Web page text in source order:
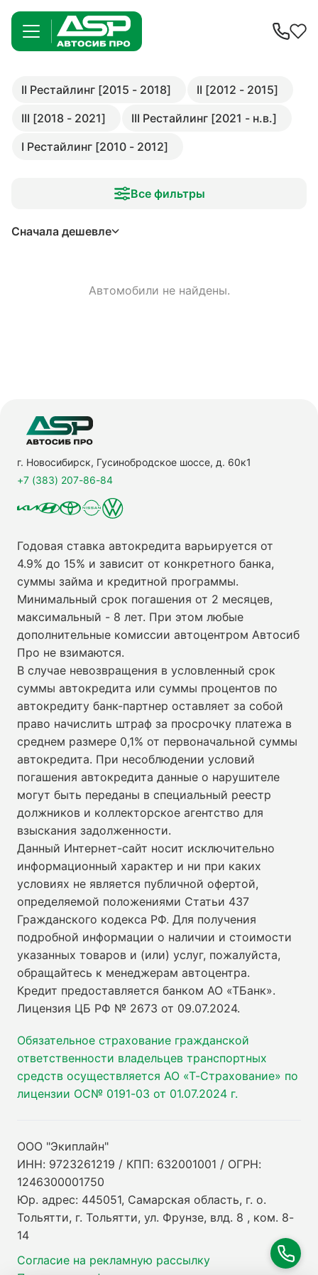
II Рестайлинг [2015 - 2018]
II [2012 - 2015]
III [2018 - 2021]
III Рестайлинг [2021 - н.в.]
I Рестайлинг [2010 - 2012]
Все фильтры
Сначала дешевле
Автомобили не найдены.
г. Новосибирск, Гусинобродское шоссе, д. 60к1
+7 (383) 207-86-84
Годовая ставка автокредита варьируется от
4.9% до 15% и зависит от конкретного банка,
суммы займа и кредитной программы.
Минимальный срок погашения от 2 месяцев,
максимальный - 8 лет. При этом любые
дополнительные комиссии автоцентром Автосиб
Про не взимаются.
В случае невозвращения в условленный срок
суммы автокредита или суммы процентов по
автокредиту банк-партнер оставляет за собой
право начислить штраф за просрочку платежа в
среднем размере 0,1% от первоначальной суммы
автокредита. При несоблюдении условий
погашения автокредита данные о нарушителе
могут быть переданы в специальный реестр
должников и коллекторское агентство для
взыскания задолженности.
Данный Интернет-сайт носит исключительно
информационный характер и ни при каких
условиях не является публичной офертой,
определяемой положениями Статьи 437
Гражданского кодекса РФ. Для получения
подробной информации о наличии и стоимости
указанных товаров и (или) услуг, пожалуйста,
обращайтесь к менеджерам автоцентра.
Кредит предоставляется банком АО «ТБанк».
Лицензия ЦБ РФ № 2673 от 09.07.2024.
Обязательное страхование гражданской
ответственности владельцев транспортных
средств осуществляется АО «Т-Страхование» по
лицензии ОС№ 0191-03 от 01.07.2024 г.
ООО "Экиплайн"
ИНН: 9723261219 / КПП: 632001001 / ОГРН:
1246300001750
Юр. адрес: 445051, Самарская область, г. о.
Тольятти, г. Тольятти, ул. Фрунзе, влд. 8 , ком. 8-
14
Согласие на рекламную рассылку